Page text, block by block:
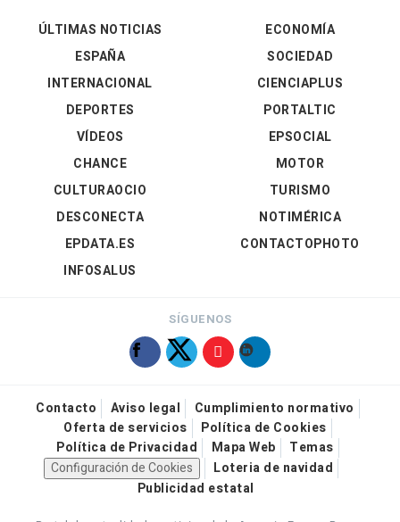
ÚLTIMAS NOTICIAS
ESPAÑA
INTERNACIONAL
DEPORTES
VÍDEOS
ECONOMÍA
SOCIEDAD
CIENCIAPLUS
PORTALTIC
EPSOCIAL
CHANCE
CULTURAOCIO
DESCONECTA
EPDATA.ES
INFOSALUS
MOTOR
TURISMO
NOTIMÉRICA
CONTACTOPHOTO
SÍGUENOS
Contacto Aviso legal
Cumplimiento normativo
Oferta de servicios
Política de Cookies
Política de Privacidad
Mapa Web
Temas
Configuración de Cookies
Loteria de navidad
Publicidad estatal